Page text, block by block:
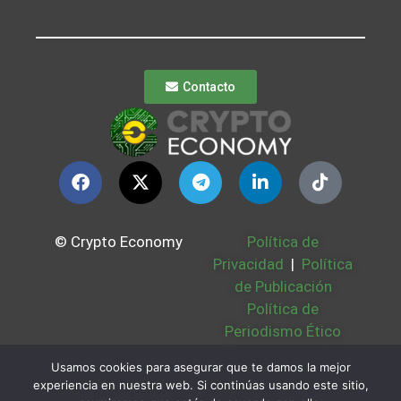
Contacto
© Crypto Economy
Política de
Privacidad | Política
de Publicación
Política de
Periodismo Ético
Bases Legales |
Usamos cookies para asegurar que te damos la mejor
experiencia en nuestra web. Si continúas usando este sitio,